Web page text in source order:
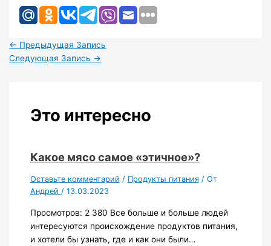
← Предыдущая Запись
Следующая Запись →
Это интересно
Какое мясо самое «этичное»?
Оставьте комментарий / Продукты питания/ От
Андрей / 13.03.2023
Просмотров: 2 380 Все больше и больше людей
интересуются происхождение продуктов питания,
и хотели бы узнать, где и как они были…